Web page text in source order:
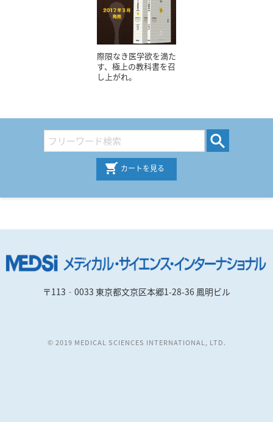
際限なき医学欲を満た
す、極上の教科書を召
し上がれ。
カートを見る
〒113‐0033 東京都文京区本郷1-28-36 鳳明ビル
© 2019 MEDICAL SCIENCES INTERNATIONAL, LTD.